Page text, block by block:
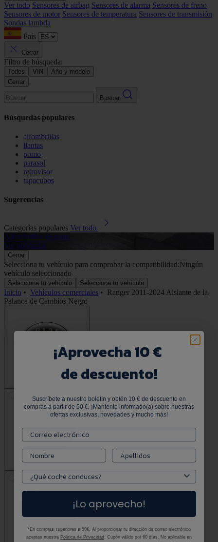
Ver todo Sensores de airbag Sensores de alarma Sensores de freno
Sensores de motor Sensores de temperatura Sensores de transmisión
Sondas lambda
País
Cerrar
Filtro de búsqueda:
Todos VIN
Año y modelo
Cerrar
Buscar
Búsquedas populares
alfombrillas
llantas
pomo
parasol
retrovisor
tapacubos
Sugerencias
Categorías populares Ver todo
Alfombrillas de goma
Ver productos
Cerrar
Selecciona tu vehículo para comprobar la compatibilidad:Ningún
vehículo seleccionado
Selecciona tu vehículo Selecciona tu vehículo
Inicio • Vehículos comerciales • Ranger 2011-2024 Aislante de la
Palanca de Cambios Negro
¡Aprovecha 10 €
de descuento!
Suscríbete a nuestro boletín y obtén 10 € de descuento en
compras a partir de 50 €. ¡Mantente informado(a) sobre nuestras
ofertas exclusivas, novedades y mucho más!
¡Lo aprovecho!
*En compras superiores a 50€. Al proporcionar tu dirección de correo electrónico
aceptas nuestra Política de Privacidad . Cupón válido por 60 días. No aplicable en